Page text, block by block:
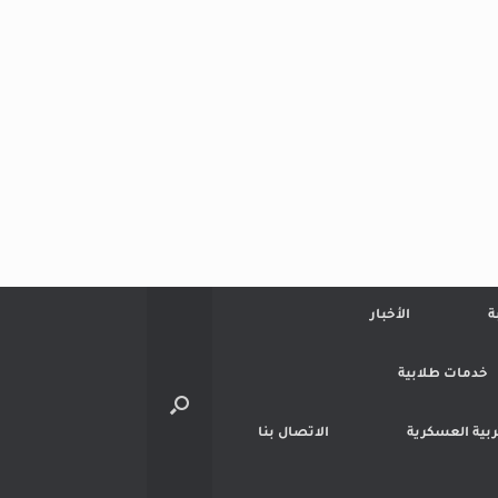
الأخبار
خدمات طلابية
العسكرية الاتصال بنا